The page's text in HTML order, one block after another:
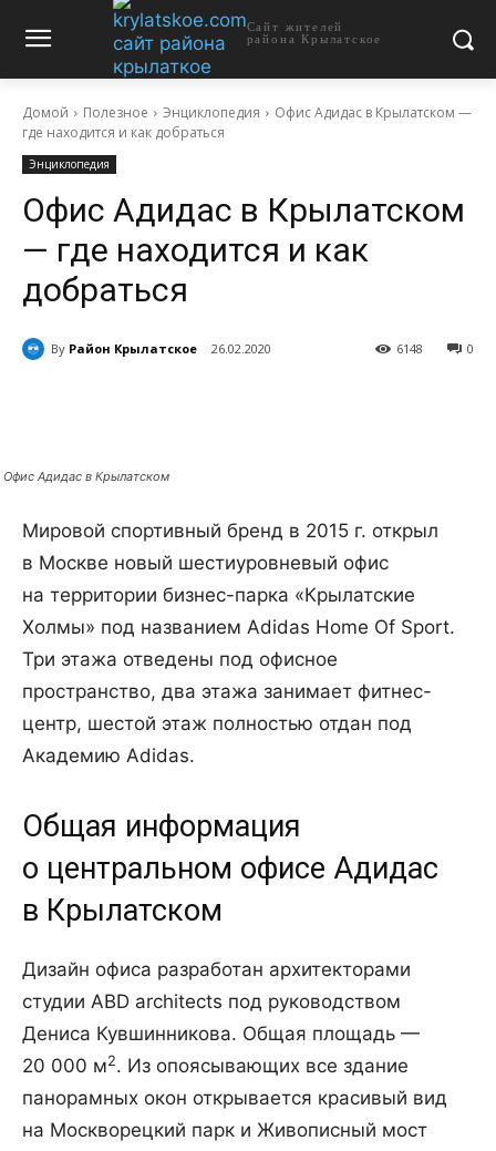
Сайт жителей
района Крылатское
Домой Полезное Энциклопедия
Офис Адидас в Крылатском —
где находится и как добраться
Энциклопедия
Офис Адидас в Крылатском
— где находится и как
добраться
By Район Крылатское 26.02.2020 0
6148
Офис Адидас в Крылатском
Мировой спортивный бренд в 2015 г. открыл
в Москве новый шестиуровневый офис
на территории бизнес-парка «Крылатские
Холмы» под названием Adidas Home Of Sport.
Три этажа отведены под офисное
пространство, два этажа занимает фитнес-
центр, шестой этаж полностью отдан под
Академию Adidas.
Общая информация
о центральном офисе Адидас
в Крылатском
Дизайн офиса разработан архитекторами
студии ABD architects под руководством
Дениса Кувшинникова. Общая площадь —
20 000 м2. Из опоясывающих все здание
панорамных окон открывается красивый вид
на Москворецкий парк и Живописный мост